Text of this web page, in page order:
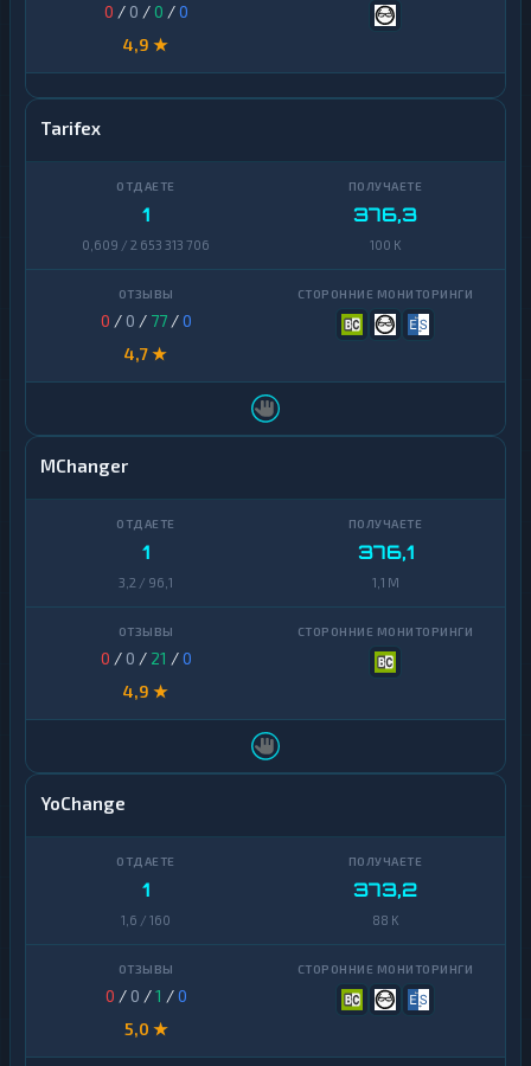
0 / 0 /0 /0
4,9 ★
Tarifex
1
0,609 / 2 653 313 706
376,3
100 K
0 / 0 / 77/0
4,7 ★
MChanger
1
3,2 / 96,1
376,1
1,1 M
0 / 0 / 21 /0
4,9 ★
YoChange
1
1,6 / 160
373,2
88 K
0 / 0 /1 /0
5,0 ★